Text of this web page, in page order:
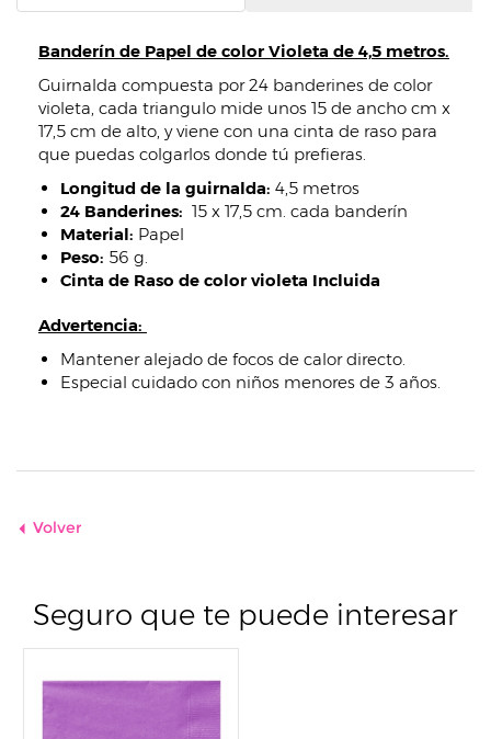
Banderín de Papel de color Violeta de 4,5 metros.
Guirnalda compuesta por 24 banderines de color
violeta, cada triangulo mide unos 15 de ancho cm x
17,5 cm de alto, y viene con una cinta de raso para
que puedas colgarlos donde tú prefieras.
Longitud de la guirnalda: 4,5 metros
24 Banderines: 15 x 17,5 cm. cada banderín
Material: Papel
Peso: 56 g.
Cinta de Raso de color violeta Incluida
Advertencia:
Mantener alejado de focos de calor directo.
Especial cuidado con niños menores de 3 años.
Volver
Seguro que te puede interesar